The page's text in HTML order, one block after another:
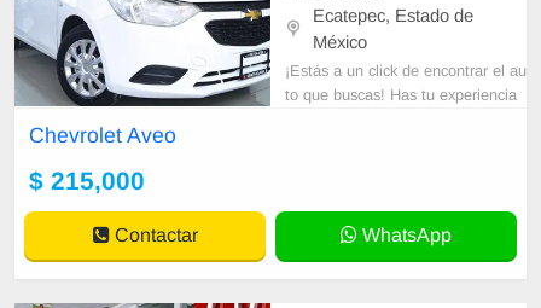
Ecatepec, Estado de
México
¡Estás a un click de encontrar el au
to que buscas! Has tu experiencia
Chevrolet Aveo
$ 215,000
Contactar WhatsApp